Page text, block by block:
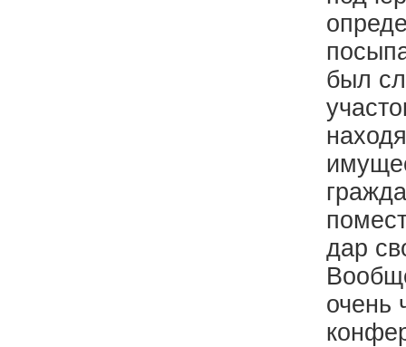
был
дар
очень